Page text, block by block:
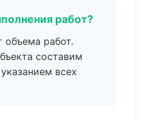
работ?
объема работ.
составим
всех